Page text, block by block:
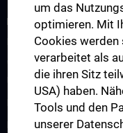
FORSCHUNG
Biobank der Urologie
Wissenschaft und
Urologie
Publikationen
Klinische Forschung
um das
optimieren. Mit
Cookies werden
verarbeitet als
die ihren Sitz
USA) haben.
Tools und den
unserer